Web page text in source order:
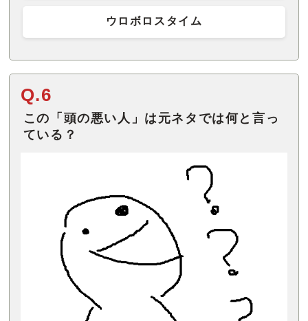
ウロボロスタイム
Q.6
この「頭の悪い人」は元ネタでは何と言っ
ている？